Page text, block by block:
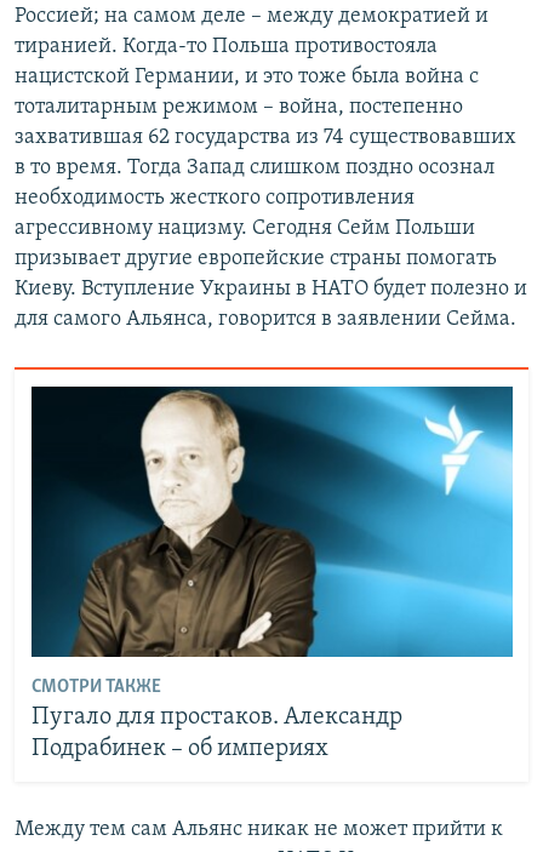
Россией; на самом деле – между демократией и
тиранией. Когда-то Польша противостояла
нацистской Германии, и это тоже была война с
тоталитарным режимом – война, постепенно
захватившая 62 государства из 74 существовавших
в то время. Тогда Запад слишком поздно осознал
необходимость жесткого сопротивления
агрессивному нацизму. Сегодня Сейм Польши
призывает другие европейские страны помогать
Киеву. Вступление Украины в НАТО будет полезно и
для самого Альянса, говорится в заявлении Сейма.
СМОТРИ ТАКЖЕ
Пугало для простаков. Александр
Подрабинек – об империях
Между тем сам Альянс никак не может прийти к